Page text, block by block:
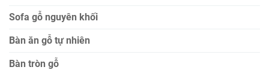
Sofa gỗ nguyên khối
Bàn ăn gỗ tự nhiên
Bàn tròn gỗ